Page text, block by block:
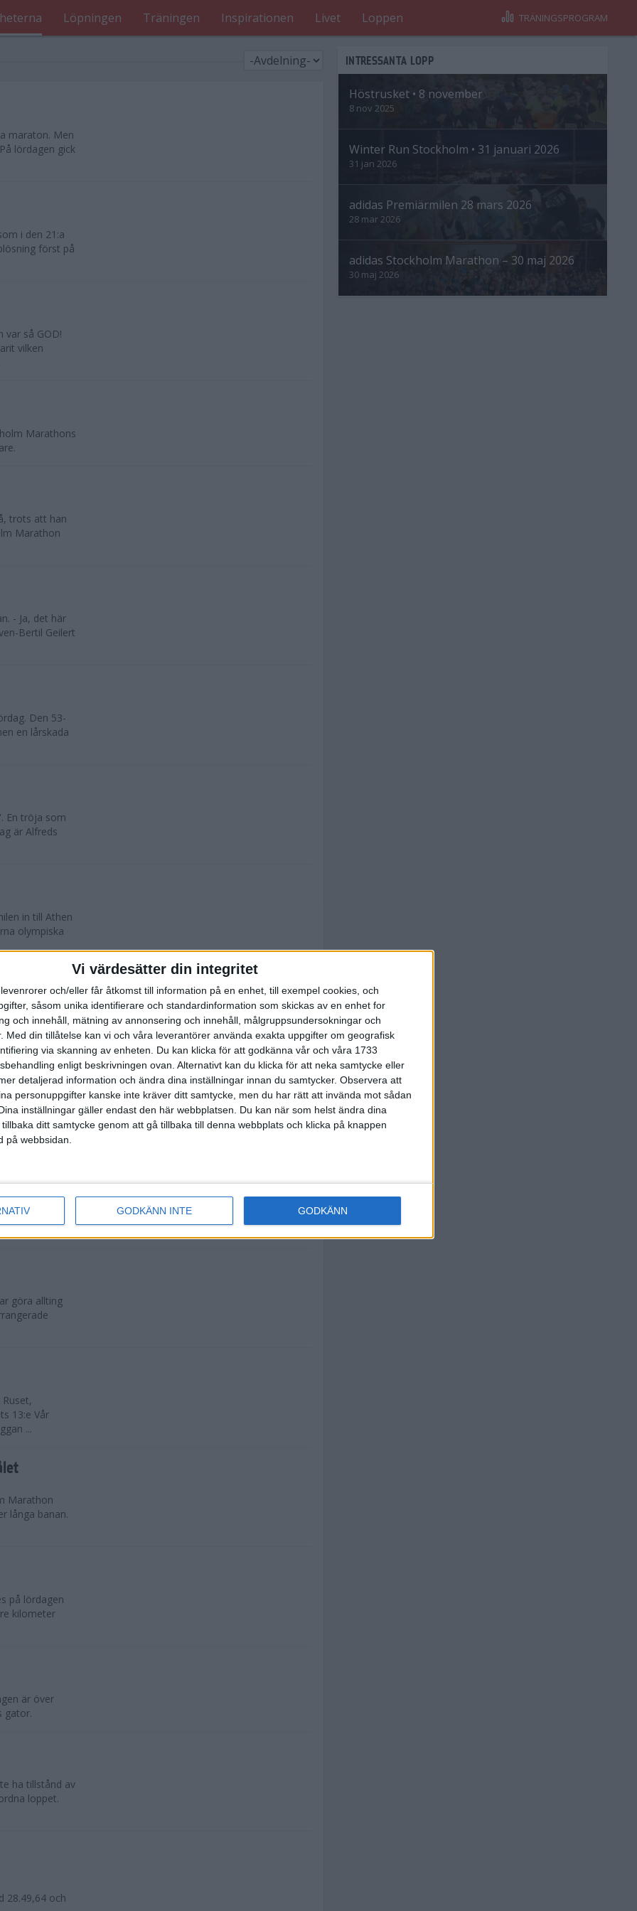
Vi värdesätter din integritet
och/eller får åtkomst till information på en enhet, till exempel cookies, och
såsom unika identifierare och standardinformation som skickas av en enhet for
och innehåll, mätning av annonsering och innehåll, målgruppsundersokningar och
Med din tillåtelse kan vi och våra leverantörer använda exakta uppgifter om geografisk
via skanning av enheten. Du kan klicka för att godkänna vår och våra 1733
enligt beskrivningen ovan. Alternativt kan du klicka för att neka samtycke eller
detaljerad information och ändra dina inställningar innan du samtycker. Observera att
personuppgifter kanske inte kräver ditt samtycke, men du har rätt att invända mot sådan
inställningar gäller endast den här webbplatsen. Du kan när som helst ändra dina
ditt samtycke genom att gå tillbaka till denna webbplats och klicka på knappen
på webbsidan.
GODKÄNN INTE GODKÄNN
Löpningen Träningen Inspirationen Livet Loppen TRÄNINGSPROGRAM
maraton. Men
lördagen gick
i den 21:a
först på
var så GOD!
vilken
Marathons
trots att han
Marathon
- Ja, det här
Bertil Geilert
Den 53-
en lårskada
En tröja som
är Alfreds
in till Athen
olympiska
i friidrott i
och
De
av
göra allting
13:e Vår
...
Marathon
långa banan.
på lördagen
kilometer
är över
gator.
ha tillstånd av
loppet.
28.49,64 och
INTRESSANTA LOPP
Höstrusket • 8 november
8 nov 2025
Winter Run Stockholm • 31 januari 2026
31 jan 2026
adidas Premiärmilen 28 mars 2026
28 mar 2026
adidas Stockholm Marathon – 30 maj 2026
30 maj 2026